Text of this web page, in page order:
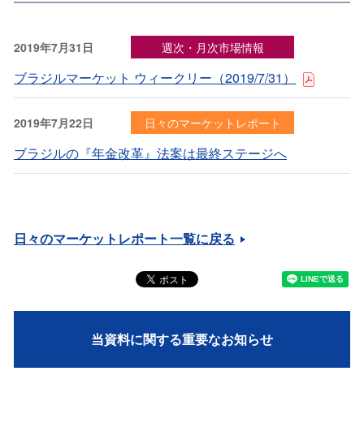
2019年7月31日 週次・月次市場情報
ブラジルマーケット ウィークリー（2019/7/31）
2019年7月22日 日々のマーケットレポート
ブラジルの『年金改革』法案は最終ステージへ
日々のマーケットレポート一覧に戻る
当資料に関する重要なお知らせ